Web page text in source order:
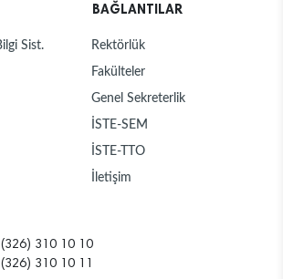
Sist.
BAĞLANTILAR
Rektörlük
Fakülteler
Genel Sekreterlik
İSTE-SEM
İSTE-TTO
İletişim
310 10 10
310 10 11